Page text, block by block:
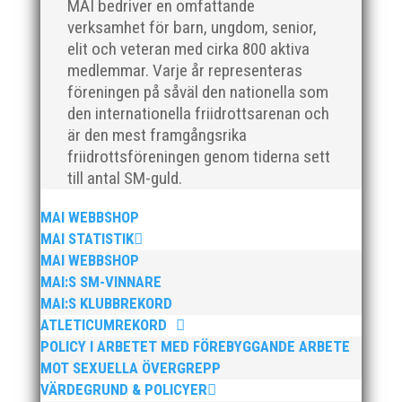
MAI bedriver en omfattande
verksamhet för barn, ungdom, senior,
elit och veteran med cirka 800 aktiva
medlemmar. Varje år representeras
föreningen på såväl den nationella som
den internationella friidrottsarenan och
är den mest framgångsrika
friidrottsföreningen genom tiderna sett
till antal SM-guld.
MAI WEBBSHOP
MAI STATISTIK
MAI WEBBSHOP
MAI:S SM-VINNARE
MAI:S KLUBBREKORD
ATLETICUMREKORD
POLICY I ARBETET MED FÖREBYGGANDE ARBETE
MOT SEXUELLA ÖVERGREPP
VÄRDEGRUND & POLICYER
möten mellan barn och ungdomar från olika
områden med olika kulturer och socioekonomiska
förutsättningar. Skolträffen syftar till att motverka
utanförskap och segregation och vill få deltagarna
att bygga nätverk och skapa kamratskap, vilket görs
genom fysiska och sociala samarbetsövningar samt
föreläsningar om utanförskap.
Senaste inläggen
Bilder från Stafett-SM 2026
Anders Hallström ny klubbchef i MAI
Bilder från MAI Årsmöte 2026
Wictor i galacentrum – sedan blir det Pallasspelen
januari, 2026
Lasse Johnssons livsgärning hyllad på Friidrottsgalan
28 januari, 2026
maj 2026